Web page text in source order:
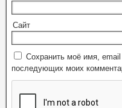
Сайт
Сохранить моё имя,
последующих моих